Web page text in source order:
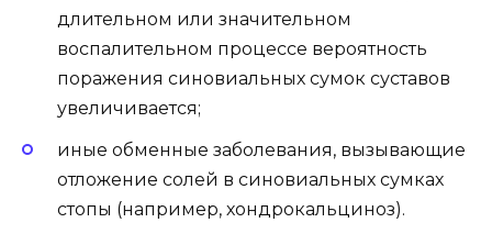
длительном или значительном
воспалительном процессе вероятность
поражения синовиальных сумок суставов
увеличивается;
иные обменные заболевания, вызывающие
отложение солей в синовиальных сумках
стопы (например, хондрокальциноз).